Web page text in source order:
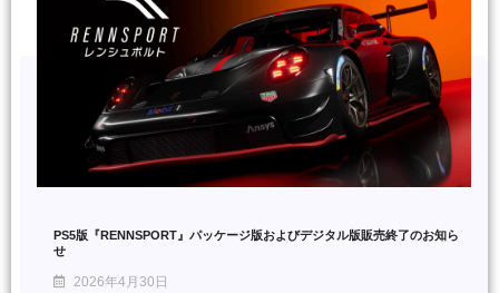
PS5版『RENNSPORT』パッケージ版およびデジタル版販売終了のお知ら
せ
2026年4月30日